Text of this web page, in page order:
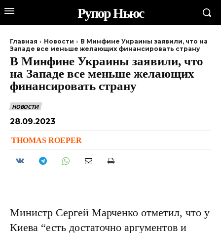
Рупор Ньюс
Главная Новости
В Минфине Украины заявили, что на
Западе все меньше желающих финансировать страну
В Минфине Украины заявили, что
на Западе все меньше желающих
финансировать страну
НОВОСТИ
28.09.2023
THOMAS ROEPER
Министр Сергей Марченко отметил, что у
Киева “есть достаточно аргументов и